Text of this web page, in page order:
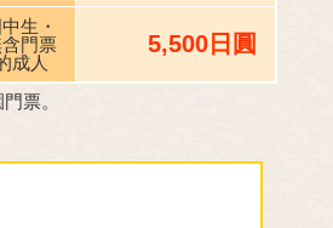
生・
門票
成人
5,500日圓
票。